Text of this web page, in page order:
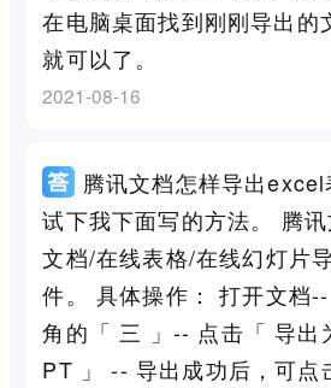
在电脑桌面找到刚刚导出的
就可以了。
2021-08-16
腾讯文档怎样导出
试下我下面写的方法。 腾
文档/在线表格/在线幻灯片
件。 具体操作： 打开文档
角的「 三 」-- 点击「 导出
PT 」 -- 导出成功后，可点